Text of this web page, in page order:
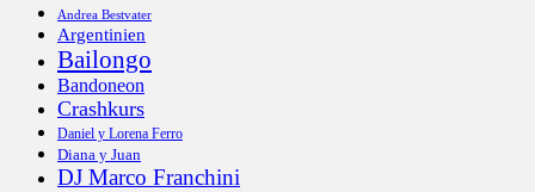
Andrea Bestvater
Argentinien
Bailongo
Bandoneon
Crashkurs
Daniel y Lorena Ferro
Diana y Juan
DJ Marco Franchini